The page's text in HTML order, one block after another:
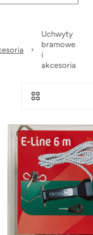
Uchwyty
bramowe
i
akcesoria